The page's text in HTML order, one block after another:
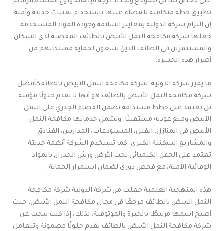
تطبيق خطة متكاملة للقضاء عليها باستخدام تقنيات حديثة وآمنة.
إن التزام شركة الدولية بمعايير السلامة وجودة المواد المستخدمة
جعلها شركة مكافحة النمل الأبيض بالطائف المفضلة لدى السكان
والمستثمرين في الطائف الذين يسعون لحماية ممتلكاتهم من
أضرار هذه الحشرة.
ما يميز شركة الدولية شركة مكافحة النمل الابيض بالطائفكأفضل
شركة مكافحة النمل الأبيض بالطائف هو أنها لا تقدم حلولًا مؤقتة
بل تعتمد على خطط مستدامة تضمن القضاء الجذري على النمل
الأبيض ومنع عودته مستقبلًا. وتشمل خدماتها مكافحة النمل
الأبيض في المنازل، الفلل، المستودعات، المدارس، الفنادق
والمشاريع السكنية الكبرى. كما تستخدم الشركة أنظمة حديثة
تعتمد على الحقن الكيميائي تحت الأرض ورش الجدران بالمواد
الوقائية الآمنة، مع فحص دوري لضمان استمرار الحماية.
هذه المنهجية العلمية جعلت من شركة الدولية شركة مكافحة
النمل الابيض بالطائف مرجعًا في مجال مكافحة النمل الأبيض، حيث
أصبح اسمها مرتبطًا بالخبرة والموثوقية. لذلك، إذا كنت تبحث عن
شركة مكافحة النمل الأبيض بالطائف تقدم حلولًا مضمونة وتتعامل